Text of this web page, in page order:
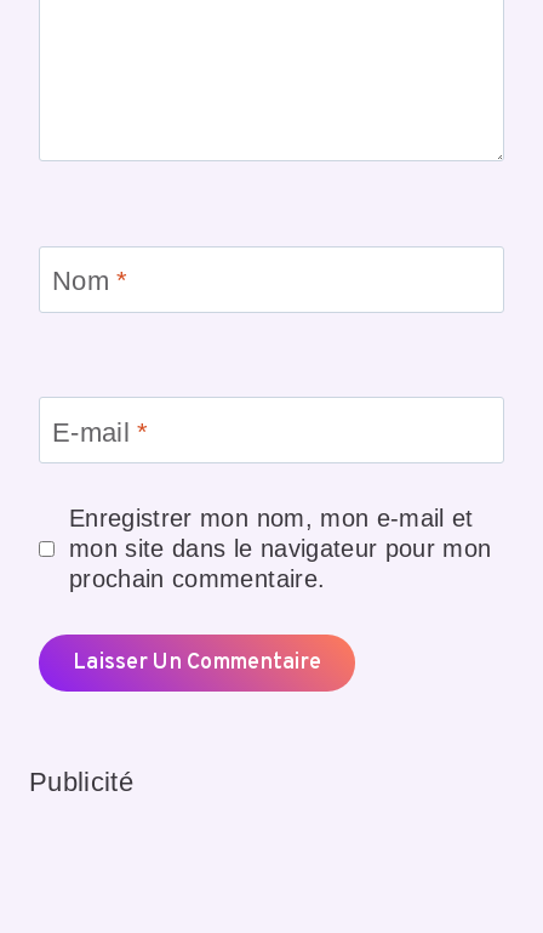
Nom*
E-mail*
Enregistrer mon nom, mon e-mail et
mon site dans le navigateur pour mon
prochain commentaire.
Publicité